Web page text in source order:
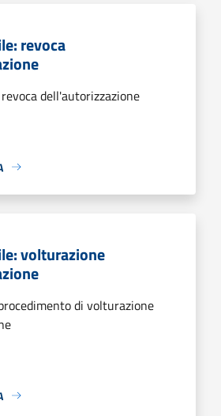
revoca
dell'autorizzazione
volturazione
di volturazione